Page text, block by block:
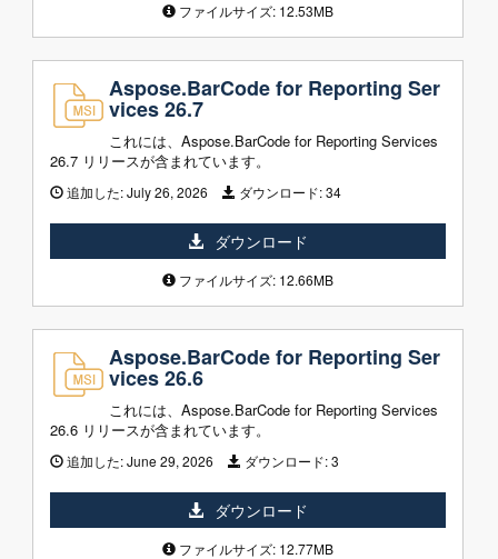
ファイルサイズ: 12.53MB
Aspose.BarCode for Reporting Ser
vices 26.7
これには、Aspose.BarCode for Reporting Services
26.7 リリースが含まれています。
追加した:July 26, 2026 ダウンロード:34
ダウンロード
ファイルサイズ: 12.66MB
Aspose.BarCode for Reporting Ser
vices 26.6
これには、Aspose.BarCode for Reporting Services
26.6 リリースが含まれています。
追加した:June 29, 2026 ダウンロード:3
ダウンロード
ファイルサイズ: 12.77MB